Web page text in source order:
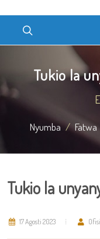
Tukio la
Nyumba Fatwa
Tukio la
17 Agosti 2023